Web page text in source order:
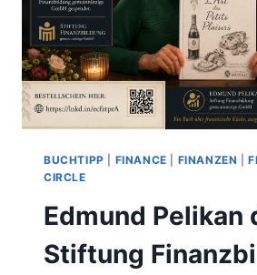
BUCHTIPP FINANCE FINANZEN |
CIRCLE
Edmund Pelikan
Stiftung